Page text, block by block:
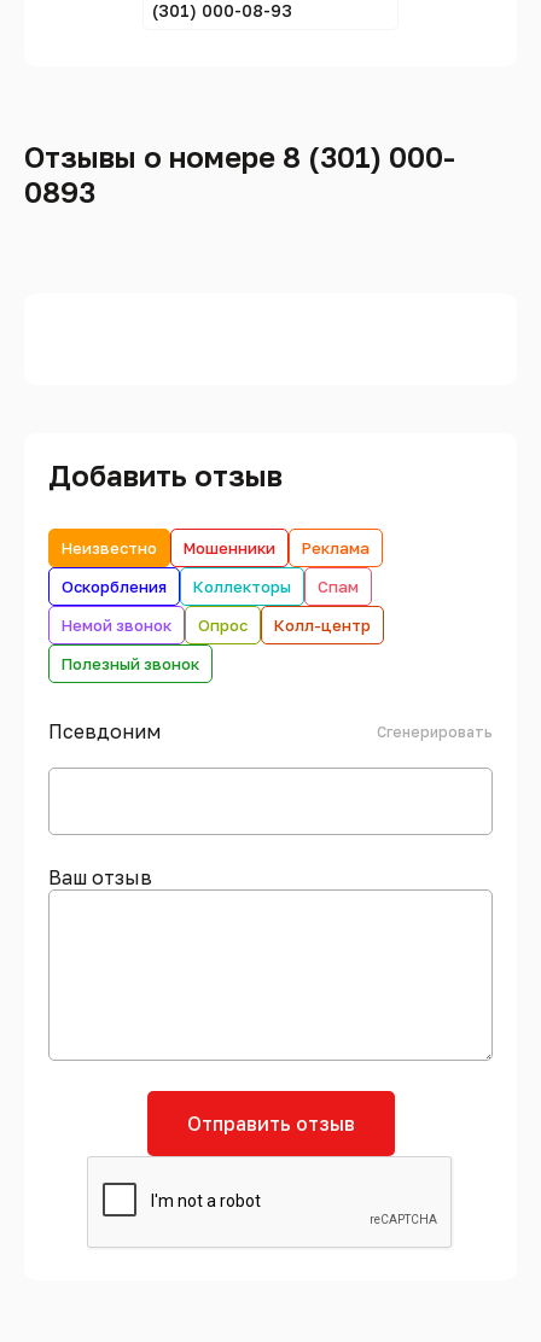
(301) 000-08-93
Отзывы о номере 8 (301) 000-
0893
Добавить отзыв
Неизвестно Мошенники
Реклама
Оскорбления
Коллекторы
Спам
Немой звонок
Опрос
Колл-центр
Полезный звонок
Псевдоним Сгенерировать
Ваш отзыв
Отправить отзыв